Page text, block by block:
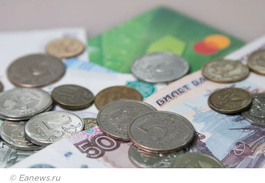
© Eanews.ru